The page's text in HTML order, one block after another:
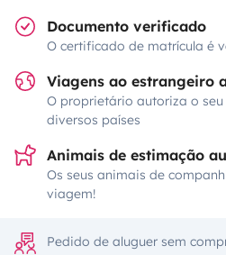
Documento verificado
O certificado de matrícula é
Viagens ao estrangeiro
O proprietário autoriza o seu
diversos países
Animais de estimação
Os seus animais de
viagem!
Pedido de aluguer sem